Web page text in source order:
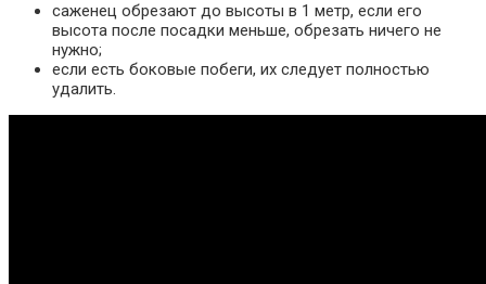
саженец обрезают до высоты в 1 метр, если его
высота после посадки меньше, обрезать ничего не
нужно;
если есть боковые побеги, их следует полностью
удалить.